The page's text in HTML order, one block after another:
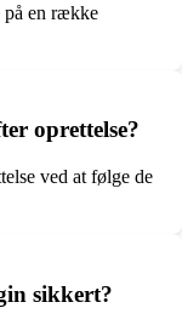
en række
oprettelse?
ved at følge de
sikkert?